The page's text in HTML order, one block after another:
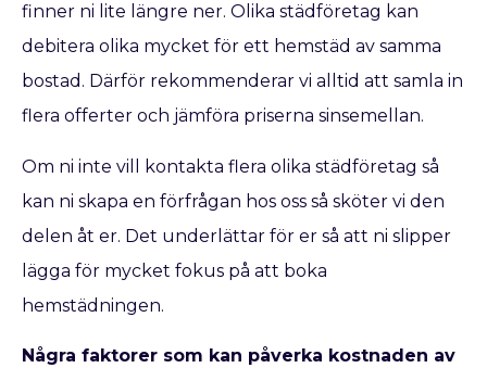
finner ni lite längre ner. Olika städföretag kan
debitera olika mycket för ett hemstäd av samma
bostad. Därför rekommenderar vi alltid att samla in
flera offerter och jämföra priserna sinsemellan.
Om ni inte vill kontakta flera olika städföretag så
kan ni skapa en förfrågan hos oss så sköter vi den
delen åt er. Det underlättar för er så att ni slipper
lägga för mycket fokus på att boka
hemstädningen.
Några faktorer som kan påverka kostnaden av